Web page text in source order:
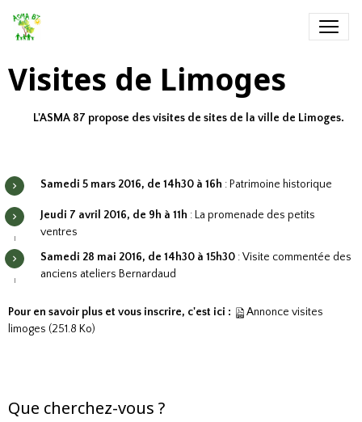
Visites de Limoges
L'ASMA 87 propose des visites de sites de la ville de Limoges.
Samedi 5 mars 2016, de 14h30 à 16h : Patrimoine historique
Jeudi 7 avril 2016, de 9h à 11h : La promenade des petits
ventres
Samedi 28 mai 2016, de 14h30 à 15h30 : Visite commentée des
anciens ateliers Bernardaud
Pour en savoir plus et vous inscrire, c'est ici :
Annonce visites
limoges (251.8 Ko)
Que cherchez-vous ?